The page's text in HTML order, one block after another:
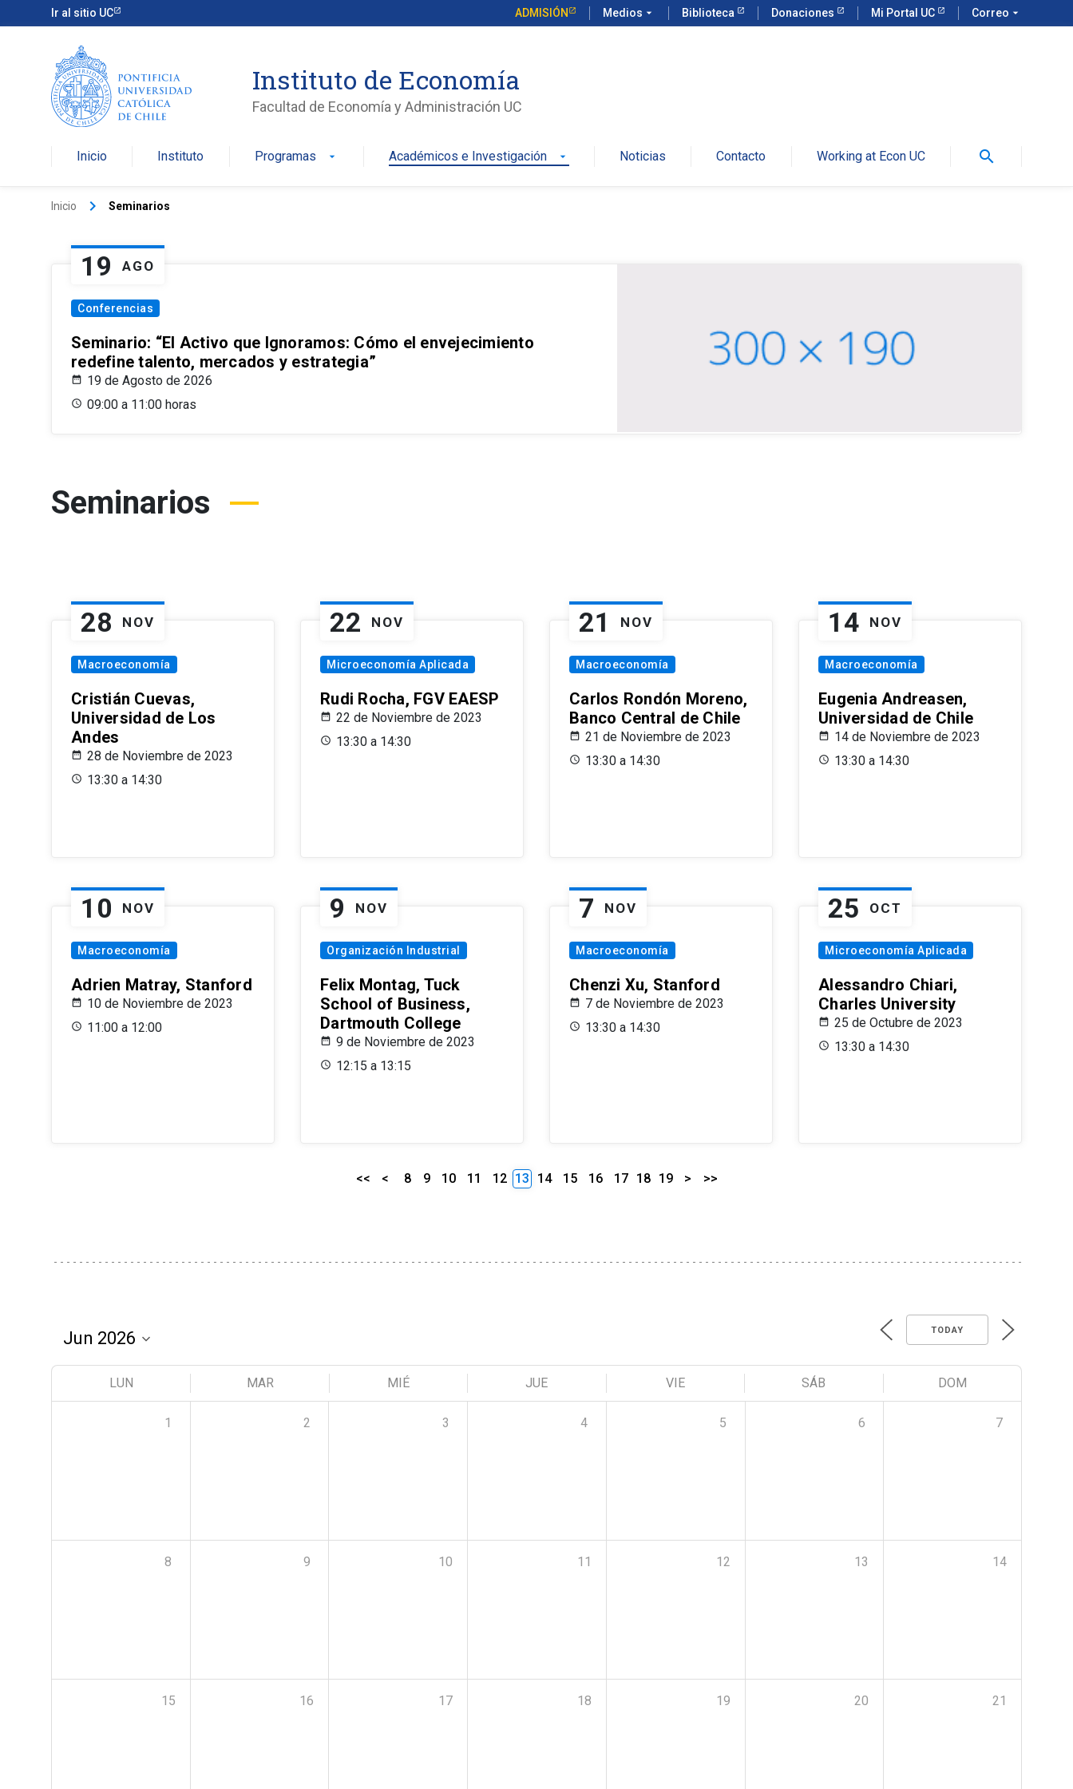
Ir al sitio UC ADMISIÓN Medios arrow_drop_down Biblioteca Donaciones Mi Portal UC Correo arrow_drop_down
Instituto de Economía
Facultad de Economía y Administración UC
Inicio Instituto Programas arrow_drop_down Académicos e Investigación arrow_drop_down Noticias Contacto Working at Econ UC search
Inicio keyboard_arrow_right Seminarios
19 AGO
Conferencias
Seminario: “El Activo que Ignoramos: Cómo el envejecimiento
redefine talento, mercados y estrategia”
19 de Agosto de 2026
09:00 a 11:00 horas
Seminarios
28 NOV
Macroeconomía
Cristián Cuevas,
Universidad de Los
Andes
28 de Noviembre de 2023
13:30 a 14:30
22 NOV
Microeconomía Aplicada
Rudi Rocha, FGV EAESP
22 de Noviembre de 2023
13:30 a 14:30
21 NOV
Macroeconomía
Carlos Rondón Moreno,
Banco Central de Chile
21 de Noviembre de 2023
13:30 a 14:30
14 NOV
Macroeconomía
Eugenia Andreasen,
Universidad de Chile
14 de Noviembre de 2023
13:30 a 14:30
10 NOV
Macroeconomía
Adrien Matray, Stanford
10 de Noviembre de 2023
11:00 a 12:00
9 NOV
Organización Industrial
Felix Montag, Tuck
School of Business,
Dartmouth College
9 de Noviembre de 2023
12:15 a 13:15
7 NOV
Macroeconomía
Chenzi Xu, Stanford
7 de Noviembre de 2023
13:30 a 14:30
25 OCT
Microeconomía Aplicada
Alessandro Chiari,
Charles University
25 de Octubre de 2023
13:30 a 14:30
<< < 8 9 10 11 12 13 14 15 16 17 18 19 > >>
TODAY
LUN MAR MIÉ JUE VIE SÁB DOM
1 2 3 4 5 6 7
8 9 10 11 12 13 14
15 16 17 18 19 20 21